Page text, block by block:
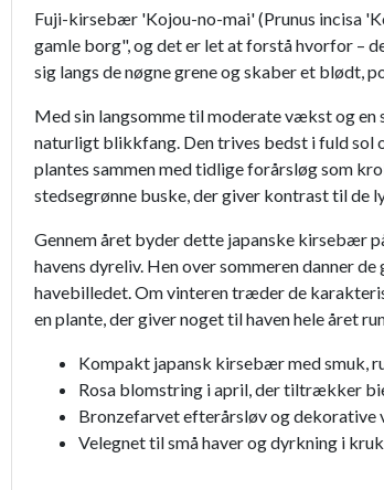
Fuji-kirsebær 'Kojou-no-mai' (Prunus incisa
gamle borg", og det er let at forstå hvorfor –
sig langs de nøgne grene og skaber et blødt,
Med sin langsomme til moderate vækst og
naturligt blikkfang. Den trives bedst i fuld sol
plantes sammen med tidlige forårsløg som
stedsegrønne buske, der giver kontrast til de
Gennem året byder dette japanske kirsebær
havens dyreliv. Hen over sommeren danner
havebilledet. Om vinteren træder de
en plante, der giver noget til haven hele året
Kompakt japansk kirsebær med smuk,
Rosa blomstring i april, der tiltrækker
Bronzefarvet efterårsløv og dekorative
Velegnet til små haver og dyrkning i